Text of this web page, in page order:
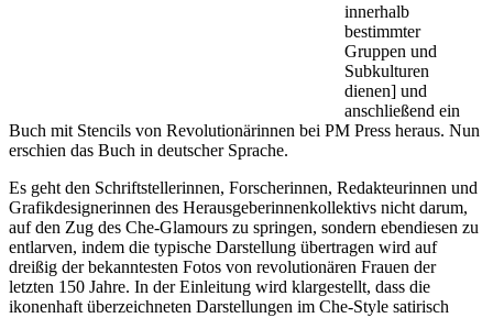
innerhalb
bestimmter
Gruppen und
Subkulturen
dienen] und
anschließend ein
Buch mit Stencils von Revolutionärinnen bei PM Press heraus. Nun
erschien das Buch in deutscher Sprache.
Es geht den Schriftstellerinnen, Forscherinnen, Redakteurinnen und
Grafikdesignerinnen des Herausgeberinnenkollektivs nicht darum,
auf den Zug des Che-Glamours zu springen, sondern ebendiesen zu
entlarven, indem die typische Darstellung übertragen wird auf
dreißig der bekanntesten Fotos von revolutionären Frauen der
letzten 150 Jahre. In der Einleitung wird klargestellt, dass die
ikonenhaft überzeichneten Darstellungen im Che-Style satirisch